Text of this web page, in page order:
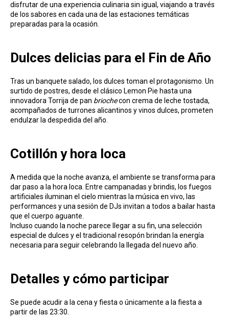
disfrutar de una experiencia culinaria sin igual, viajando a través
de los sabores en cada una de las estaciones temáticas
preparadas para la ocasión.
Dulces delicias para el Fin de Año
Tras un banquete salado, los dulces toman el protagonismo. Un
surtido de postres, desde el clásico Lemon Pie hasta una
innovadora Torrija de pan briochecon crema de leche tostada,
acompañados de turrones alicantinos y vinos dulces, prometen
endulzar la despedida del año.
Cotillón y hora loca
A medida que la noche avanza, el ambiente se transforma para
dar paso a la hora loca. Entre campanadas y brindis, los fuegos
artificiales iluminan el cielo mientras la música en vivo, las
performances y una sesión de DJs invitan a todos a bailar hasta
que el cuerpo aguante.
Incluso cuando la noche parece llegar a su fin, una selección
especial de dulces y el tradicional resopón brindan la energía
necesaria para seguir celebrando la llegada del nuevo año.
Detalles y cómo participar
Se puede acudir a la cena y fiesta o únicamente a la fiesta a
partir de las 23:30.